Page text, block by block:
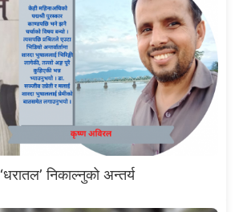
‘धरातल’ निकाल्नुको अन्तर्य